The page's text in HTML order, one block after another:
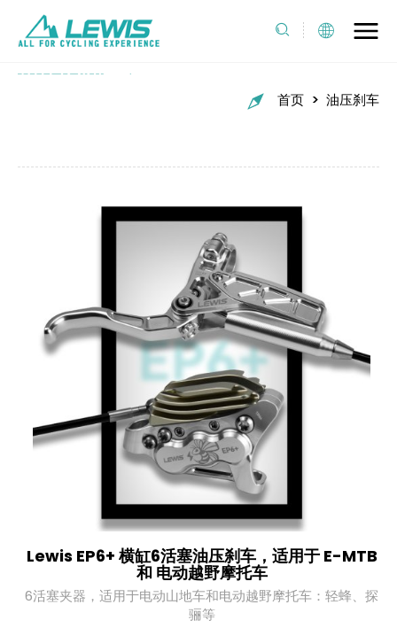
油压刹车
首页 > 油压刹车
Lewis EP6+ 横缸6活塞油压刹车，适用于 E-MTB
和 电动越野摩托车
6活塞夹器，适用于电动山地车和电动越野摩托车：轻蜂、探
骊等